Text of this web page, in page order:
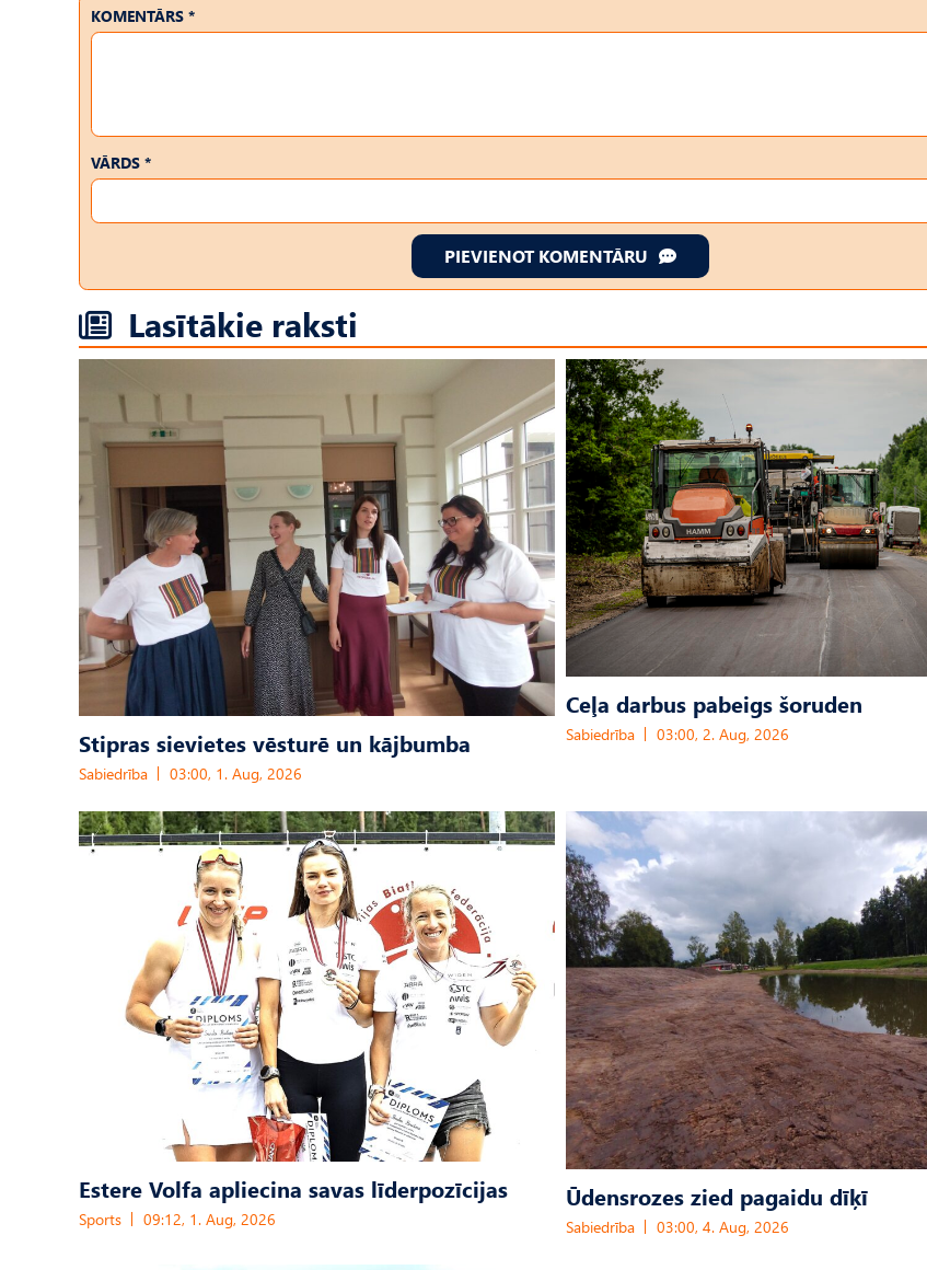
KOMENTĀRS *
VĀRDS *
PIEVIENOT KOMENTĀRU
Lasītākie raksti
Stipras sievietes vēsturē un kājbumba
Sabiedrība 03:00, 1. Aug, 2026
Ceļa darbus pabeigs šoruden
Sabiedrība 03:00, 2. Aug, 2026
Estere Volfa apliecina savas līderpozīcijas
Sports 09:12, 1. Aug, 2026
Ūdensrozes zied pagaidu dīķī
Sabiedrība 03:00, 4. Aug, 2026